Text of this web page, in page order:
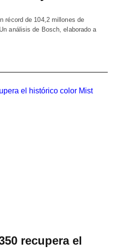
récord de 104,2 millones de
análisis de Bosch, elaborado a
recupera el